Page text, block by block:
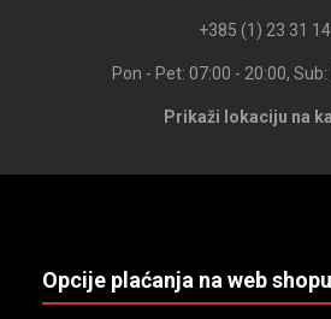
+385 (1) 23 31
Pon - Pet: 07:00 - 20:00,
Prikaži lokaciju na
Opcije plaćanja na web shopu